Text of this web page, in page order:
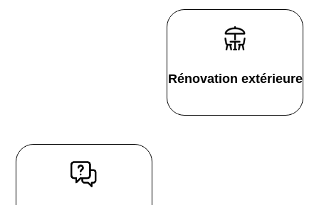
Rénovation extérieure